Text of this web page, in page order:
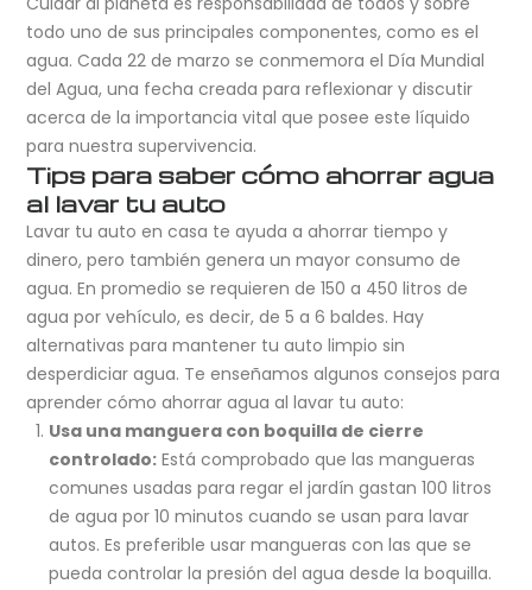
todo uno de sus principales componentes, como es el
agua. Cada 22 de marzo se conmemora el Día Mundial
del Agua, una fecha creada para reflexionar y discutir
acerca de la importancia vital que posee este líquido
para nuestra supervivencia.
Tips para saber cómo ahorrar agua
al lavar tu auto
Lavar tu auto en casa te ayuda a ahorrar tiempo y
dinero, pero también genera un mayor consumo de
agua. En promedio se requieren de 150 a 450 litros de
agua por vehículo, es decir, de 5 a 6 baldes. Hay
alternativas para mantener tu auto limpio sin
desperdiciar agua. Te enseñamos algunos consejos para
aprender cómo ahorrar agua al lavar tu auto:
Usa una manguera con boquilla de cierre
controlado:Está comprobado que las mangueras
comunes usadas para regar el jardín gastan 100 litros
de agua por 10 minutos cuando se usan para lavar
autos. Es preferible usar mangueras con las que se
pueda controlar la presión del agua desde la boquilla.